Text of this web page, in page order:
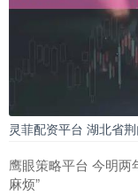
灵菲配资平台 湖北省
鹰眼策略平台 今明两
麻烦”